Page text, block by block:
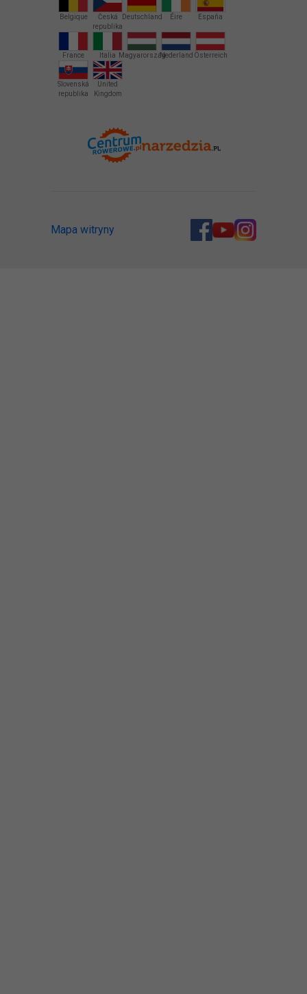
Belgique
Česká
republika
Deutschland Éire España
France Italia MagyarországNederland Österreich
Slovenská
republika
United
Kingdom
Mapa witryny